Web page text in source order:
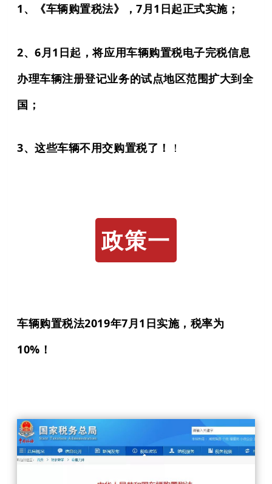
1、《车辆购置税法》，7月1日起正式实施；
2、6月1日起，将应用车辆购置税电子完税信息
办理车辆注册登记业务的试点地区范围扩大到全
国；
3、这些车辆不用交购置税了！ ！
政策一
车辆购置税法2019年7月1日实施，税率为
10%！